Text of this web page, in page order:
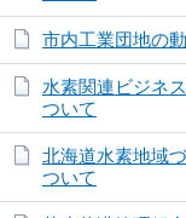
市内工業団地の
水素関連ビジネ
ついて
北海道水素地域
ついて